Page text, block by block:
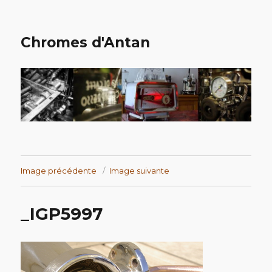
Chromes d'Antan
Image précédente Image suivante
_IGP5997